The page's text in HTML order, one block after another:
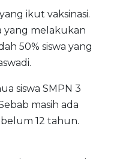
ikut vaksinasi.
yang melakukan
50% siswa yang
siswa SMPN 3
masih ada
12 tahun.